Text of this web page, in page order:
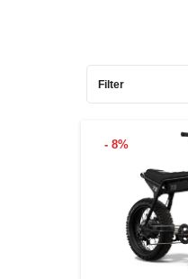
Filter
- 8%